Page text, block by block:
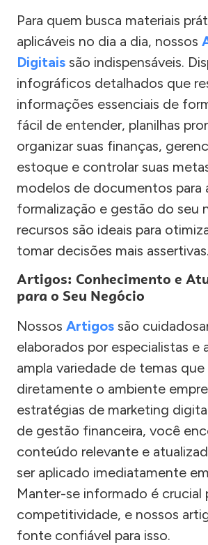
Para quem busca materiais
aplicáveis no dia a dia, nossos
Digitais são indispensáveis.
infográficos detalhados que
informações essenciais de
fácil de entender, planilhas
organizar suas finanças,
estoque e controlar suas
modelos de documentos para
formalização e gestão do seu
recursos são ideais para
tomar decisões mais assertivas.
Artigos: Conhecimento e
para o Seu Negócio
Nossos Artigos são
elaborados por especialistas e
ampla variedade de temas
diretamente o ambiente
estratégias de marketing
de gestão financeira, você
conteúdo relevante e
ser aplicado imediatamente
Manter-se informado é crucial
competitividade, e nossos
fonte confiável para isso.